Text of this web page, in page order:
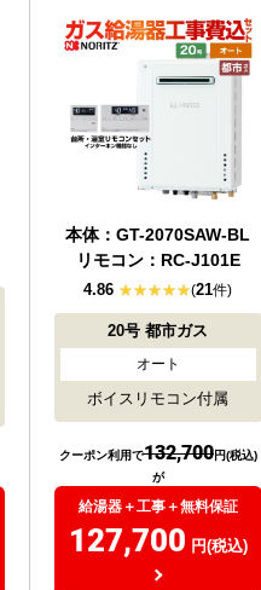
本体：GT-2070SAW-BL
リモコン：RC-J101E
4.86 (21件)
20号 都市ガス
オート
ボイスリモコン付属
クーポン利用で132,700円(税込)
が
給湯器＋工事＋無料保証
127,700 円(税込)